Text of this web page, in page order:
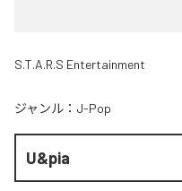
S.T.A.R.S Entertainment
ジャンル： J-Pop
U&pia